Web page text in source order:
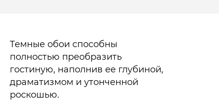
Темные обои способны
полностью преобразить
гостиную, наполнив ее глубиной,
драматизмом и утонченной
роскошью.